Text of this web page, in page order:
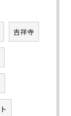
吉祥寺